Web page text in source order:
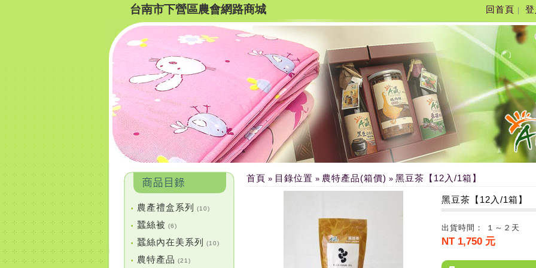
台南市下營區農會網路商城 回首頁
• 農產禮盒系列 (10)
• 蠶絲被 (6)
• 蠶絲內在美系列 (10)
• 農特產品 (21)
首頁 » 目錄位置 » 農特產品(箱價) » 黑豆茶【12入/1箱】
黑豆茶【12入/1箱】
出貨時間： １～２天
NT 1,750 元